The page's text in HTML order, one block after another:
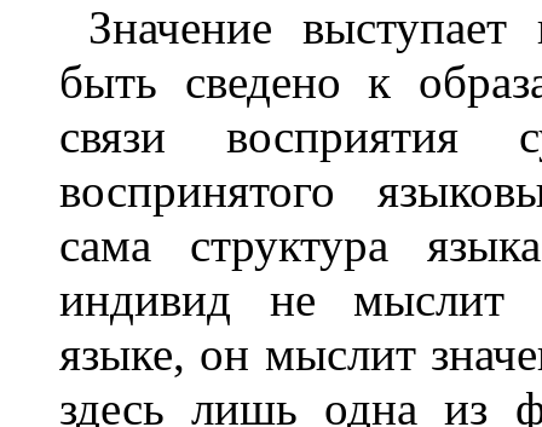
Значение
быть сведено к
связи восприятия
воспринятого
сама структура
индивид не мыслит
языке, он мыслит
здесь лишь одна из